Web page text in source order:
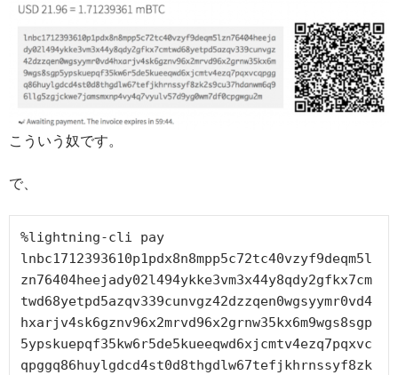
こういう奴です。
で、
%lightning-cli pay
lnbc1712393610p1pdx8n8mpp5c72tc40vzyf9deqm5l
zn76404heejady02l494ykke3vm3x44y8qdy2gfkx7cm
twd68yetpd5azqv339cunvgz42dzzqen0wgsyymr0vd4
hxarjv4sk6gznv96x2mrvd96x2grnw35kx6m9wgs8sgp
5ypskuepqf35kw6r5de5kueeqwd6xjcmtv4ezq7pqxvc
qpggq86huylgdcd4st0d8thgdlw67tefjkhrnssyf8zk